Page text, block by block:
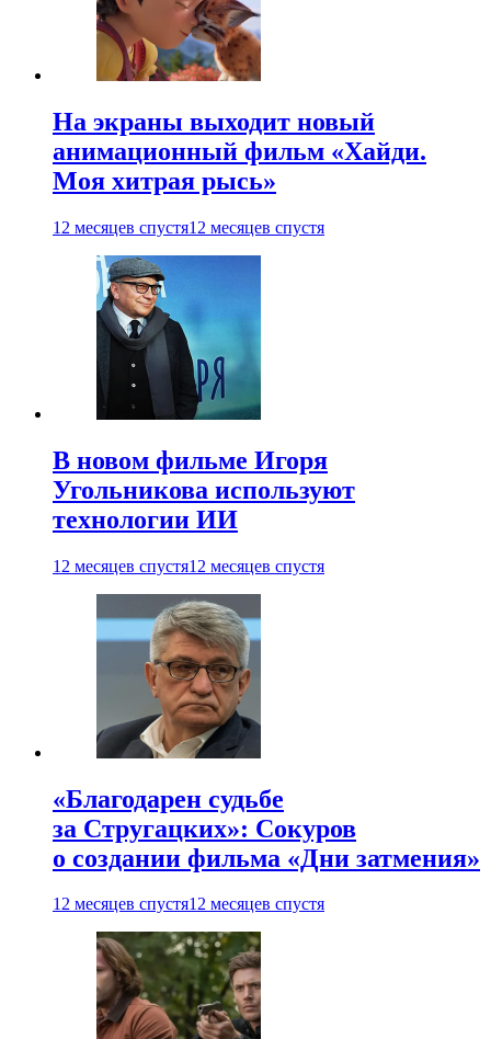
На экраны выходит новый
анимационный фильм «Хайди.
Моя хитрая рысь»
12 месяцев спустя12 месяцев спустя
В новом фильме Игоря
Угольникова используют
технологии ИИ
12 месяцев спустя12 месяцев спустя
«Благодарен судьбе
за Стругацких»: Сокуров
о создании фильма «Дни затмения»
12 месяцев спустя12 месяцев спустя